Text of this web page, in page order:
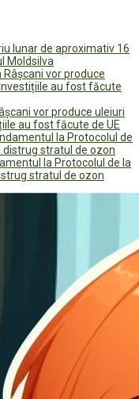
lunar de aproximativ 16
Moldsilva
vor produce uleiuri
au fost făcute de UE
la Protocolul de la
stratul de ozon